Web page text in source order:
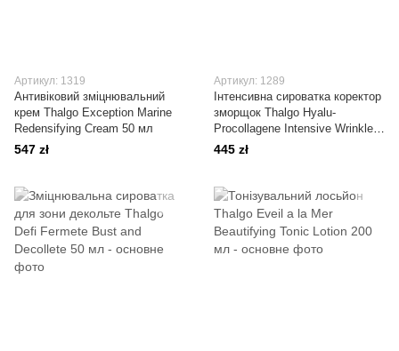
Артикул: 1319
Антивіковий зміцнювальний
крем Thalgo Exception Marine
Redensifying Cream 50 мл
547 zł
Артикул: 1289
Інтенсивна сироватка коректор
зморщок Thalgo Hyalu-
Procollagene Intensive Wrinkle
Correcting Serum 30 мл
445 zł